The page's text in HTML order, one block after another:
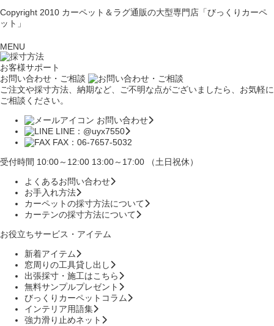
Copyright 2010 カーペット＆ラグ通販の大型専門店「びっくりカーペ
ット」
MENU
お客様サポート
お問い合わせ・ご相談
ご注文や採寸方法、納期など、ご不明な点がございましたら、お気軽に
ご相談ください。
お問い合わせ
LINE：@uyx7550
FAX：06-7657-5032
受付時間 10:00～12:00 13:00～17:00 （土日祝休）
よくあるお問い合わせ
お手入れ方法
カーペットの採寸方法について
カーテンの採寸方法について
お役立ちサービス・アイテム
新着アイテム
窓周りの工具貸し出し
出張採寸・施工はこちら
無料サンプルプレゼント
びっくりカーペットコラム
インテリア用語集
強力滑り止めネット